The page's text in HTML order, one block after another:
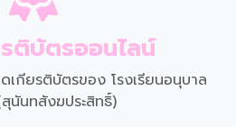
ติบัตรออนไลน์
เกียรติบัตรของ โรงเรียนอนุบาล
นันทสังฆประสิทธิ์)